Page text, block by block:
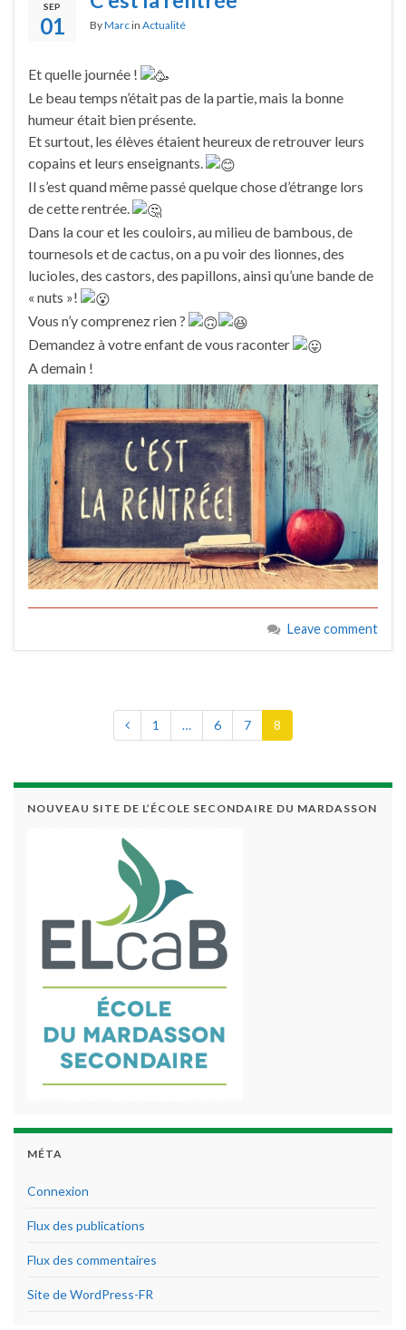
SEP
01 ByMarcin Actualité
Et quelle journée !
Le beau temps n’était pas de la partie, mais la bonne
humeur était bien présente.
Et surtout, les élèves étaient heureux de retrouver leurs
copains et leurs enseignants.
Il s’est quand même passé quelque chose d’étrange lors
de cette rentrée.
Dans la cour et les couloirs, au milieu de bambous, de
tournesols et de cactus, on a pu voir des lionnes, des
lucioles, des castors, des papillons, ainsi qu’une bande de
« nuts »!
Vous n’y comprenez rien ?
Demandez à votre enfant de vous raconter
A demain !
Leave comment
1 … 6 7 8
NOUVEAU SITE DE L’ÉCOLE SECONDAIRE DU MARDASSON
MÉTA
Connexion
Flux des publications
Flux des commentaires
Site de WordPress-FR